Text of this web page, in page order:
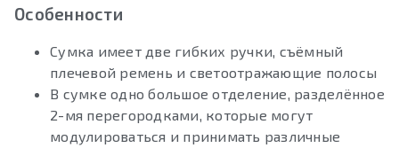
Особенности
Сумка имеет две гибких ручки, съёмный
плечевой ремень и светоотражающие полосы
В сумке одно большое отделение, разделённое
2-мя перегородками, которые могут
модулироваться и принимать различные